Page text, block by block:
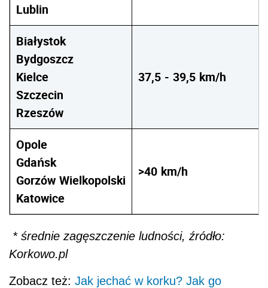
Lublin
Białystok
Bydgoszcz
Kielce
Szczecin
Rzeszów
37,5 - 39,5 km/h
Opole
Gdańsk
Gorzów Wielkopolski
Katowice
>40 km/h
* średnie zagęszczenie ludności, źródło:
Korkowo.pl
Zobacz też: Jak jechać w korku? Jak go